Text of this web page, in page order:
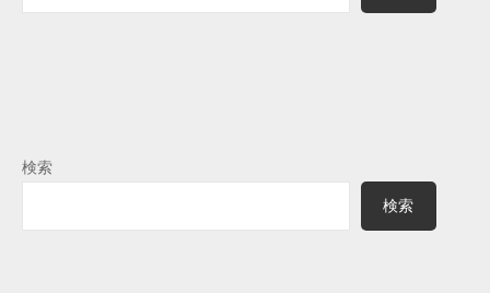
検索
検索